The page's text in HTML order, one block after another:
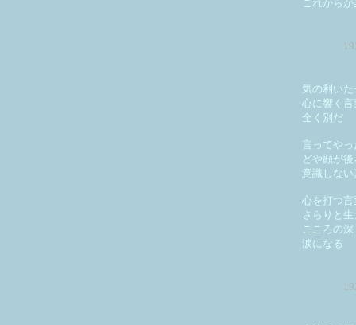
これから
気の利い
心に響く言
全く別だ
言ってや
どや顔が
意識しな
心を打つ
さらりと
こころの
涙になる